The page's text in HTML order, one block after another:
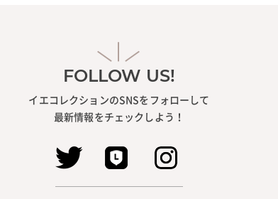
FOLLOW US!
イエコレクションのSNSをフォローして
最新情報をチェックしよう！